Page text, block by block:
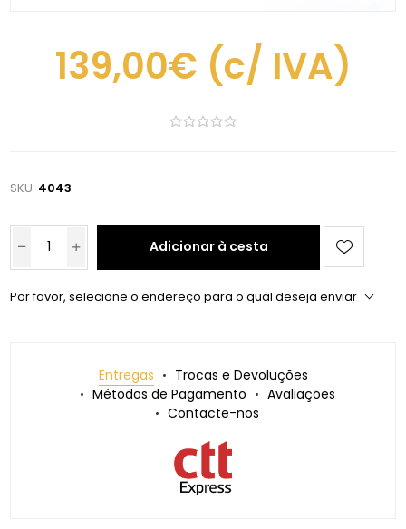
139,00€ (c/ IVA)
SKU: 4043
Adicionar à cesta
Por favor, selecione o endereço para o qual deseja enviar
Entregas
Trocas e Devoluções
Métodos de Pagamento
Avaliações
Contacte-nos